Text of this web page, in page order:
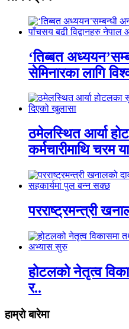
‘तिब्बत
सेमिनारका लागि
ठमेलस्थित आर्या
कर्मचारीमाथि चरम
परराष्ट्रमन्त्री
होटलको नेतृत्व
र..
हाम्रो बारेमा